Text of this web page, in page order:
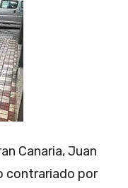
Canaria, Juan
contrariado por